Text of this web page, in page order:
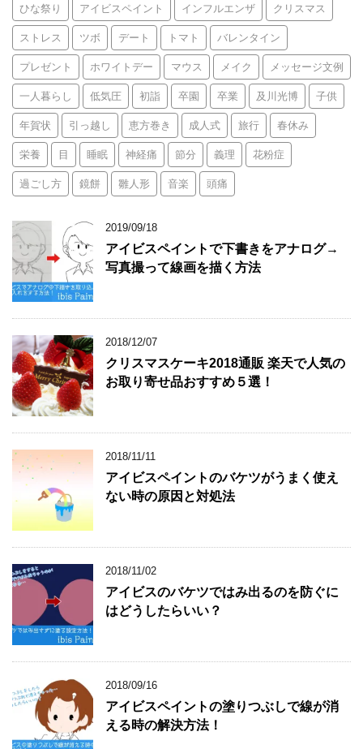
ひな祭り アイビスペイント インフルエンザ クリスマス
ストレス ツボ デート トマト バレンタイン
プレゼント ホワイトデー マウス メイク メッセージ文例
一人暮らし 低気圧 初詣 卒園 卒業 及川光博 子供
年賀状 引っ越し 恵方巻き 成人式 旅行 春休み
栄養 目 睡眠 神経痛 節分 義理 花粉症
過ごし方 鏡餅 雛人形 音楽 頭痛
2019/09/18
アイビスペイントで下書きをアナログ→
写真撮って線画を描く方法
2018/12/07
クリスマスケーキ2018通販 楽天で人気の
お取り寄せ品おすすめ５選！
2018/11/11
アイビスペイントのバケツがうまく使え
ない時の原因と対処法
2018/11/02
アイビスのバケツではみ出るのを防ぐに
はどうしたらいい？
2018/09/16
アイビスペイントの塗りつぶしで線が消
える時の解決方法！